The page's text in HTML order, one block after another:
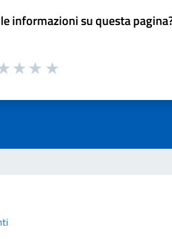
informazioni su questa